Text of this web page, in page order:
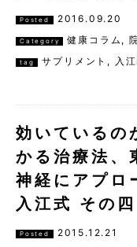
Posted 2016.09.20
Category 健康コラム ,
tag サプリメント , 入
効いているの
かる治療法、
神経にアプロ
入江式 その四
Posted 2015.12.21